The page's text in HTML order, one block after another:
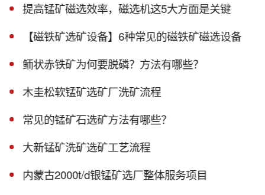
提高锰矿磁选效率，磁选机这5大方面是关键
【磁铁矿选矿设备】6种常见的磁铁矿磁选设备
鲕状赤铁矿为何要脱磷？方法有哪些？
木圭松软锰矿选矿厂洗矿流程
常见的锰矿石选矿方法有哪些？
大新锰矿洗矿选矿工艺流程
内蒙古2000t/d银锰矿选厂整体服务项目